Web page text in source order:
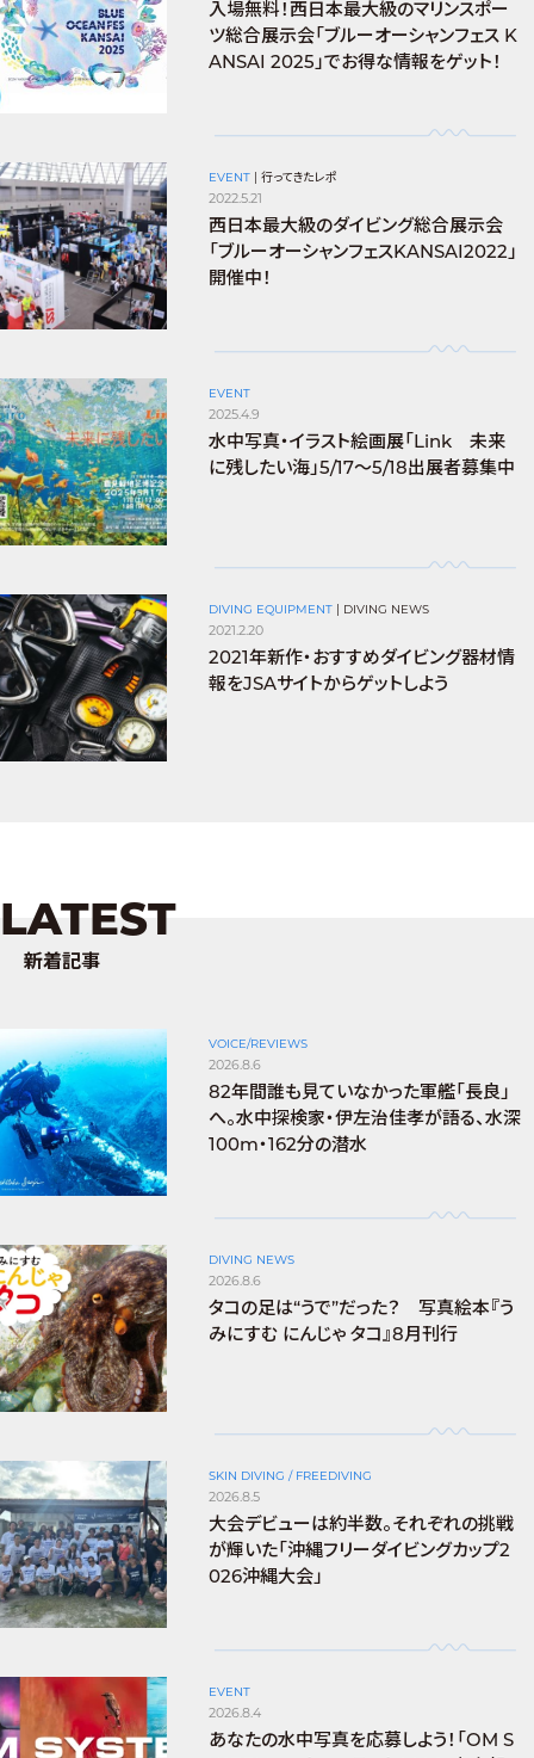
入場無料！西日本最大級のマリンスポー
ツ総合展示会「ブルーオーシャンフェス K
ANSAI 2025」でお得な情報をゲット！
EVENT |行ってきたレポ
2022.5.21
西日本最大級のダイビング総合展示会
「ブルーオーシャンフェスKANSAI2022」
開催中！
EVENT
2025.4.9
水中写真・イラスト絵画展「Link 未来
に残したい海」5/17〜5/18出展者募集中
DIVING EQUIPMENT | DIVING NEWS
2021.2.20
2021年新作・おすすめダイビング器材情
報をJSAサイトからゲットしよう
LATEST
新着記事
VOICE/REVIEWS
2026.8.6
82年間誰も見ていなかった軍艦「長良」
へ。水中探検家・伊左治佳孝が語る、水深
100m・162分の潜水
DIVING NEWS
2026.8.6
タコの足は“うで”だった？ 写真絵本『う
みにすむ にんじゃ タコ』8月刊行
SKIN DIVING / FREEDIVING
2026.8.5
大会デビューは約半数。それぞれの挑戦
が輝いた「沖縄フリーダイビングカップ2
026沖縄大会」
EVENT
2026.8.4
あなたの水中写真を応募しよう！「OM S